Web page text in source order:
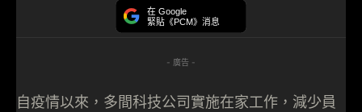
在 Google
緊貼《PCM》消息
- 廣告 -
自疫情以來，多間科技公司實施在家工作，減少員